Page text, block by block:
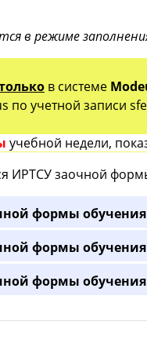
в режиме
в системе
по учетной записи
учебной недели,
ИРТСУ заочной
формы
формы
формы